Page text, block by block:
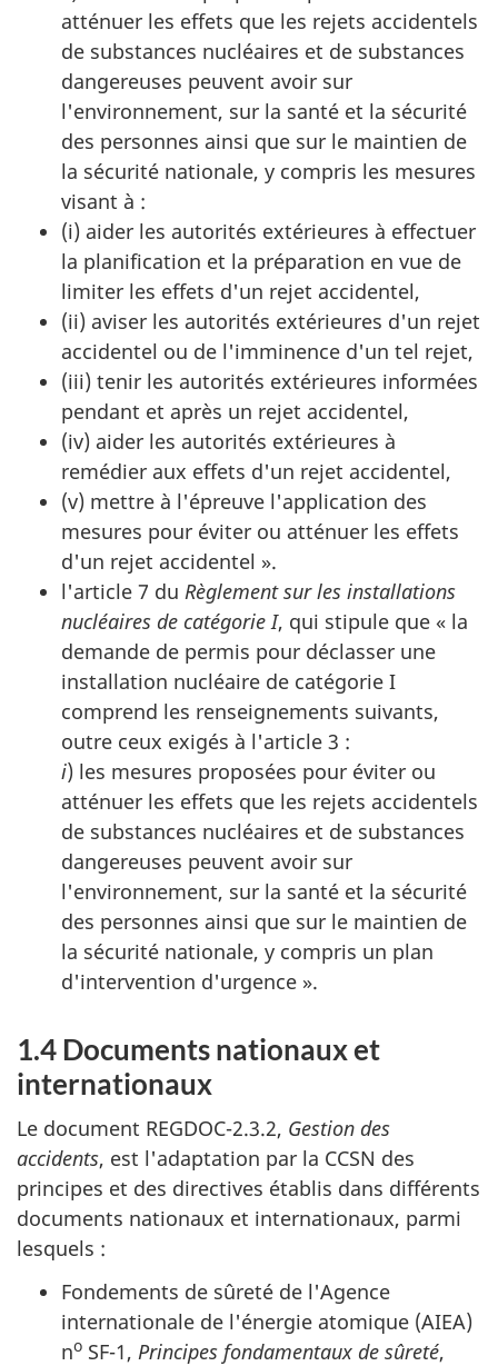
atténuer les effets que les rejets accidentels
de substances nucléaires et de substances
dangereuses peuvent avoir sur
l'environnement, sur la santé et la sécurité
des personnes ainsi que sur le maintien de
la sécurité nationale, y compris les mesures
visant à :
(i) aider les autorités extérieures à effectuer
la planification et la préparation en vue de
limiter les effets d'un rejet accidentel,
(ii) aviser les autorités extérieures d'un rejet
accidentel ou de l'imminence d'un tel rejet,
(iii) tenir les autorités extérieures informées
pendant et après un rejet accidentel,
(iv) aider les autorités extérieures à
remédier aux effets d'un rejet accidentel,
(v) mettre à l'épreuve l'application des
mesures pour éviter ou atténuer les effets
d'un rejet accidentel ».
l'article 7 du Règlement sur les installations
nucléaires de catégorie I, qui stipule que « la
demande de permis pour déclasser une
installation nucléaire de catégorie I
comprend les renseignements suivants,
outre ceux exigés à l'article 3 :
i) les mesures proposées pour éviter ou
atténuer les effets que les rejets accidentels
de substances nucléaires et de substances
dangereuses peuvent avoir sur
l'environnement, sur la santé et la sécurité
des personnes ainsi que sur le maintien de
la sécurité nationale, y compris un plan
d'intervention d'urgence ».
1.4 Documents nationaux et
internationaux
Le document REGDOC-2.3.2, Gestion des
accidents, est l'adaptation par la CCSN des
principes et des directives établis dans différents
documents nationaux et internationaux, parmi
lesquels :
Fondements de sûreté de l'Agence
internationale de l'énergie atomique (AIEA)
no SF-1, Principes fondamentaux de sûreté,